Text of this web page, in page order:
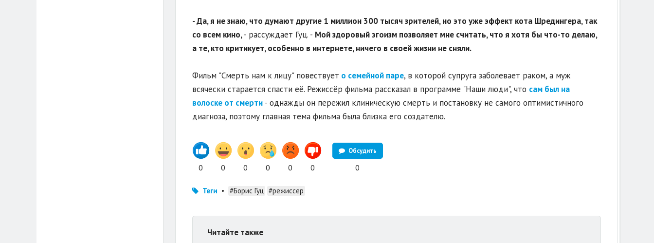
- Да, я не знаю, что думают другие 1 миллион 300 тысяч зрителей, но это уже эффект кота Шредингера, так
со всем кино,- рассуждает Гуц. - Мой здоровый эгоизм позволяет мне считать, что я хотя бы что-то делаю,
а те, кто критикует, особенно в интернете, ничего в своей жизни не сняли.
Фильм "Смерть нам к лицу" повествует о семейной паре, в которой супруга заболевает раком, а муж
всячески старается спасти её. Режиссёр фильма рассказал в программе "Наши люди", что сам был на
волоске от смерти- однажды он пережил клиническую смерть и постановку не самого оптимистичного
диагноза, поэтому главная тема фильма была близка его создателю.
0 0 0 0 0 0
Обсудить
0
Теги • #Борис Гуц #режиссер
Читайте также